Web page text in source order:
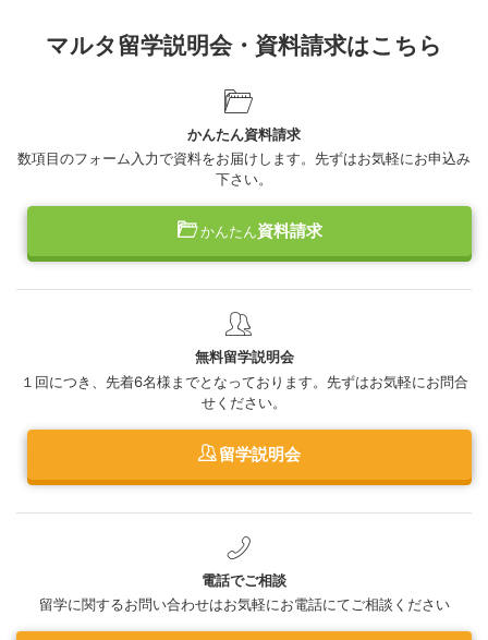
マルタ留学説明会・資料請求はこちら
かんたん資料請求
数項目のフォーム入力で資料をお届けします。先ずはお気軽にお申込み
下さい。
かんたん資料請求
無料留学説明会
１回につき、先着6名様までとなっております。先ずはお気軽にお問合
せください。
留学説明会
電話でご相談
留学に関するお問い合わせはお気軽にお電話にてご相談ください